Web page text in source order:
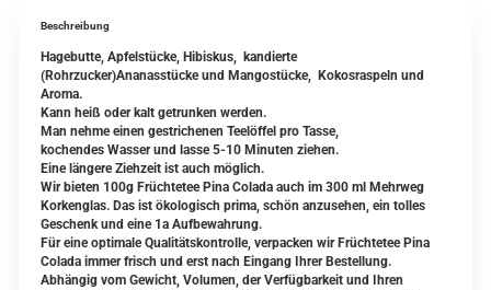
Beschreibung
Hagebutte, Apfelstücke, Hibiskus, kandierte
(Rohrzucker)Ananasstücke und Mangostücke, Kokosraspeln und
Aroma.
Kann heiß oder kalt getrunken werden.
Man nehme einen gestrichenen Teelöffel pro Tasse,
kochendes Wasser und lasse 5-10 Minuten ziehen.
Eine längere Ziehzeit ist auch möglich.
Wir bieten 100g Früchtetee Pina Colada auch im 300 ml Mehrweg
Korkenglas. Das ist ökologisch prima, schön anzusehen, ein tolles
Geschenk und eine 1a Aufbewahrung.
Für eine optimale Qualitätskontrolle, verpacken wir Früchtetee Pina
Colada immer frisch und erst nach Eingang Ihrer Bestellung.
Abhängig vom Gewicht, Volumen, der Verfügbarkeit und Ihren